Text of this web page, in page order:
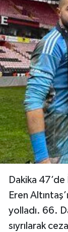
Dakika
Eren
yolladı. 66.
sıyrılarak